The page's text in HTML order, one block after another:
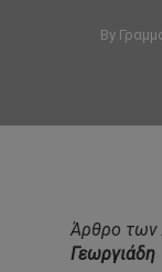
By
Άρθρο των
Γεωργιάδη